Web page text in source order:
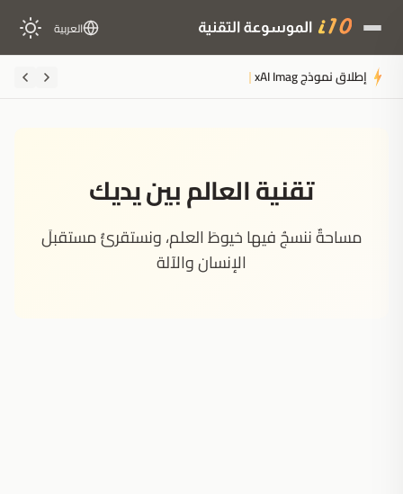
العربية
تقنية العالم بين يديك
مساحةٌ ننسجُ فيها خيوطَ العلم، ونستقرئُ مستقبلَ
الإنسان والآلة